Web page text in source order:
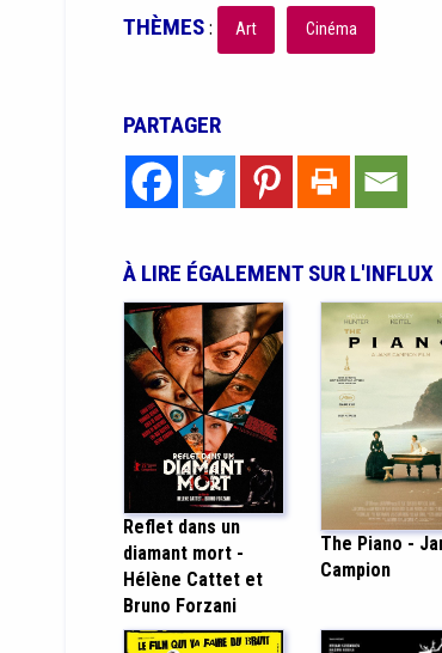
THÈMES: Art Cinéma
PARTAGER
À LIRE ÉGALEMENT SUR L'INFLUX
Reflet dans un
diamant mort -
Hélène Cattet et
Bruno Forzani
The Piano -
Campion